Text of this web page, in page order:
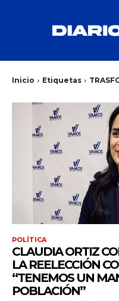
Inicio Etiquetas
POLÍTICA
CLAUDIA ORTIZ
LA REELECCIÓN
“TENEMOS UN
POBLACIÓN”